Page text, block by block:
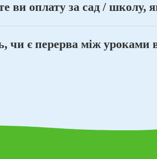
ви оплату за сад / школу,
чи є перерва між уроками